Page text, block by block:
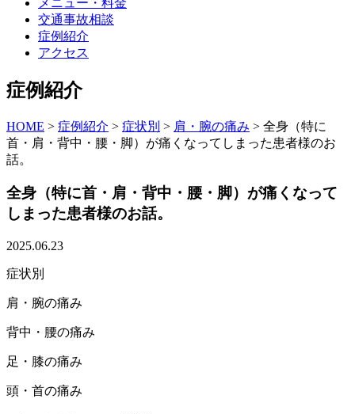
交通事故相談
症例紹介
アクセス
症例紹介
HOME > 症例紹介 > 症状別 > 肩・腕の痛み > 全身（特に
首・肩・背中・腰・脚）が痛くなってしまった患者様のお
話。
全身（特に首・肩・背中・腰・脚）が痛くなって
しまった患者様のお話。
2025.06.23
症状別
肩・腕の痛み
背中・腰の痛み
足・膝の痛み
頭・首の痛み